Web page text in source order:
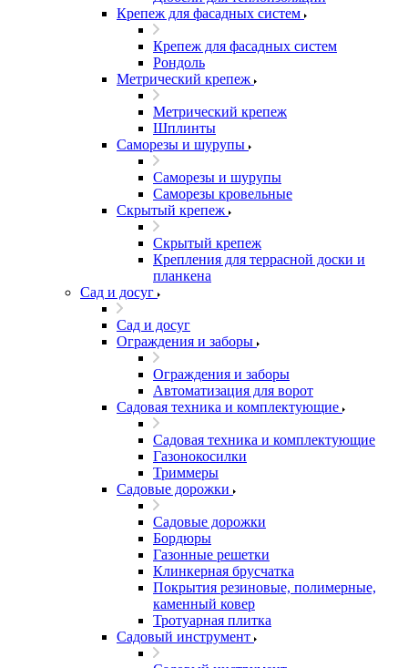
Крепеж для фасадных систем
Крепеж для фасадных систем
Рондоль
Метрический крепеж
Метрический крепеж
Шплинты
Саморезы и шурупы
Саморезы и шурупы
Саморезы кровельные
Скрытый крепеж
Скрытый крепеж
Крепления для террасной доски и
планкена
Сад и досуг
Сад и досуг
Ограждения и заборы
Ограждения и заборы
Автоматизация для ворот
Садовая техника и комплектующие
Садовая техника и комплектующие
Газонокосилки
Триммеры
Садовые дорожки
Садовые дорожки
Бордюры
Газонные решетки
Клинкерная брусчатка
Покрытия резиновые, полимерные,
каменный ковер
Тротуарная плитка
Садовый инструмент